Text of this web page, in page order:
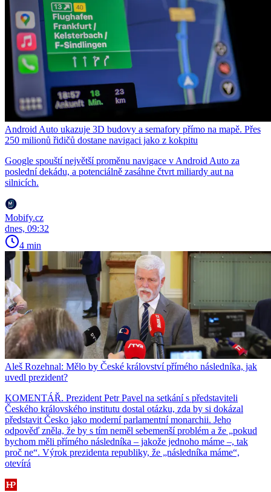
Android Auto ukazuje 3D budovy a semafory přímo na mapě. Přes
250 milionů řidičů dostane navigaci jako z kokpitu
Google spouští největší proměnu navigace v Android Auto za
poslední dekádu, a potenciálně zasáhne čtvrt miliardy aut na
silnicích.
Mobify.cz
dnes, 09:32
4 min
Aleš Rozehnal: Mělo by České království přímého následníka, jak
uvedl prezident?
KOMENTÁŘ. Prezident Petr Pavel na setkání s představiteli
Českého královského institutu dostal otázku, zda by si dokázal
představit Česko jako moderní parlamentní monarchii. Jeho
odpověď zněla, že by s tím neměl sebemenší problém a že „pokud
bychom měli přímého následníka – jakože jednoho máme –, tak
proč ne“. Výrok prezidenta republiky, že „následníka máme“,
otevírá